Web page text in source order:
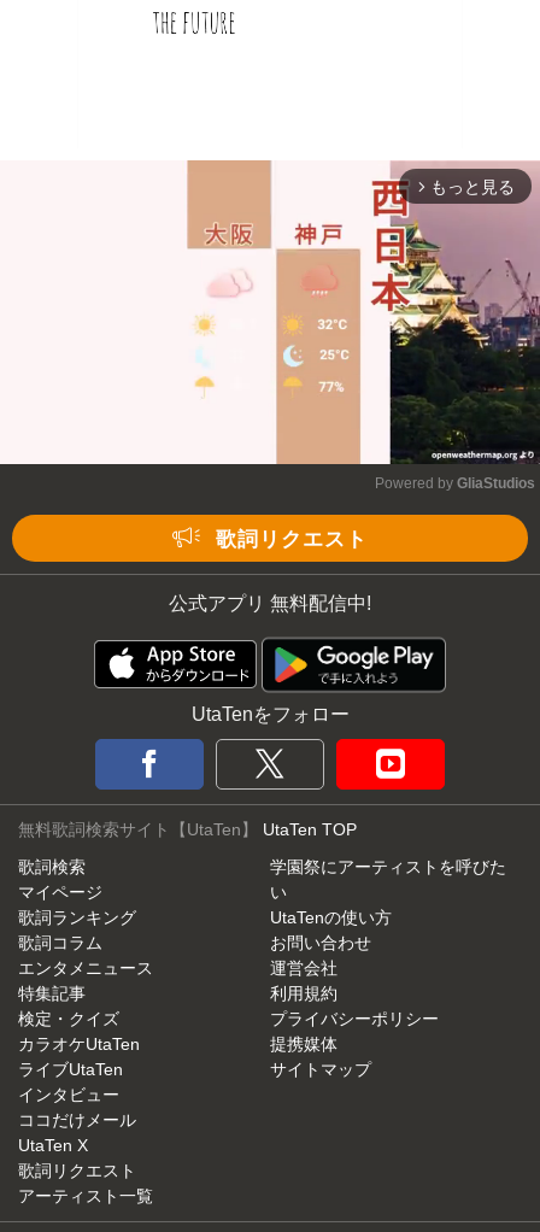
arrow_forward_ios もっと見る
Powered by GliaStudios
歌詞リクエスト
公式アプリ 無料配信中!
UtaTenをフォロー
無料歌詞検索サイト【UtaTen】 UtaTen TOP
歌詞検索
マイページ
歌詞ランキング
歌詞コラム
エンタメニュース
特集記事
検定・クイズ
カラオケUtaTen
ライブUtaTen
インタビュー
ココだけメール
UtaTen X
歌詞リクエスト
アーティスト一覧
学園祭にアーティストを呼びた
い
UtaTenの使い方
お問い合わせ
運営会社
利用規約
プライバシーポリシー
提携媒体
サイトマップ